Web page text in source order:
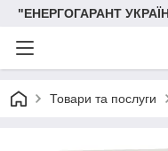
"ЕНЕРГОГАРАНТ
Товари та послуги